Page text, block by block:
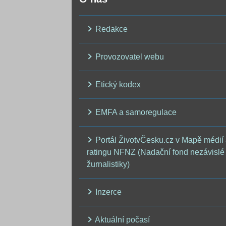
Redakce
Provozovatel webu
Etický kodex
EMFA a samoregulace
Portál ŽivotvČesku.cz v Mapě médií
ratingu NFNZ (Nadační fond nezávislé
žurnalistiky)
Inzerce
Aktuální počasí